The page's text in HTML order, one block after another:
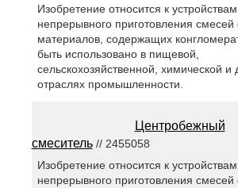
Изобретение относится к
непрерывного приготовления смесей
материалов, содержащих
быть использовано в пищевой,
сельскохозяйственной, химической и
отраслях промышленности.
Центробежный
смеситель// 2455058
Изобретение относится к
непрерывного приготовления смесей